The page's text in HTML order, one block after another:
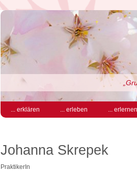
... erklären ... erleben ... erlernen
Johanna Skrepek
PraktikerIn